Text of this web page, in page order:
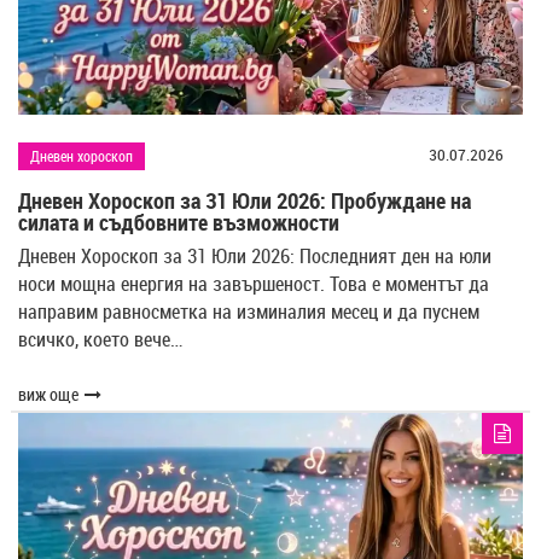
Дневен хороскоп 30.07.2026
Дневен Хороскоп за 31 Юли 2026: Пробуждане на
силата и съдбовните възможности
Дневен Хороскоп за 31 Юли 2026: Последният ден на юли
носи мощна енергия на завършеност. Това е моментът да
направим равносметка на изминалия месец и да пуснем
всичко, което вече…
виж още